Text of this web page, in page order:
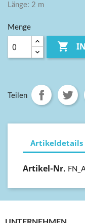
Länge: 2 m
Menge

Teilen
Artikeldetails
Artikel-Nr.